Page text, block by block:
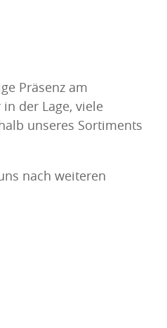
Präsenz am
der Lage, viele
unseres Sortiments
nach weiteren